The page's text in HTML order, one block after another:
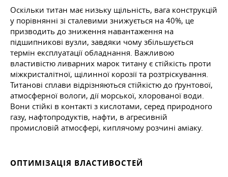
Оскільки титан має низьку щільність, вага конструкцій
у порівнянні зі сталевими знижується на 40%, це
призводить до зниження навантаження на
підшипникові вузли, завдяки чому збільшується
термін експлуатації обладнання. Важливою
властивістю ливарних марок титану є стійкість проти
міжкристалітної, щілинної корозії та розтріскування.
Титанові сплави відрізняються стійкістю до ґрунтової,
атмосферної вологи, дії морської, хлорованої води.
Вони стійкі в контакті з кислотами, серед природного
газу, нафтопродуктів, нафти, в агресивній
промисловій атмосфері, киплячому розчині аміаку.
ОПТИМІЗАЦІЯ ВЛАСТИВОСТЕЙ